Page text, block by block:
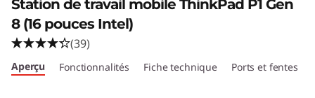
Station de travail mobile ThinkPad P1 Gen
8 (16 pouces Intel)
(39)
Aperçu Fonctionnalités Fiche technique Ports et fentes